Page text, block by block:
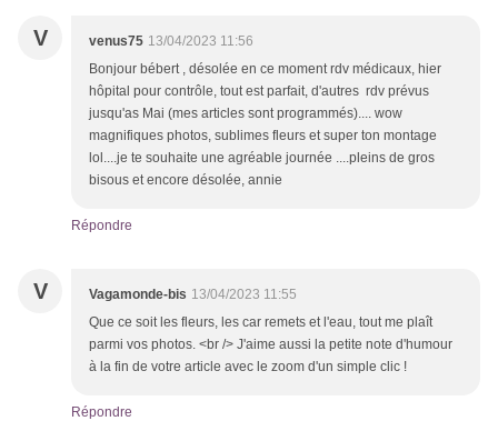
V venus75 13/04/2023 11:56
Bonjour bébert , désolée en ce moment rdv médicaux, hier
hôpital pour contrôle, tout est parfait, d'autres rdv prévus
jusqu'as Mai (mes articles sont programmés).... wow
magnifiques photos, sublimes fleurs et super ton montage
lol....je te souhaite une agréable journée ....pleins de gros
bisous et encore désolée, annie
Répondre
V Vagamonde-bis 13/04/2023 11:55
Que ce soit les fleurs, les car remets et l'eau, tout me plaît
parmi vos photos. <br /> J'aime aussi la petite note d'humour
à la fin de votre article avec le zoom d'un simple clic !
Répondre